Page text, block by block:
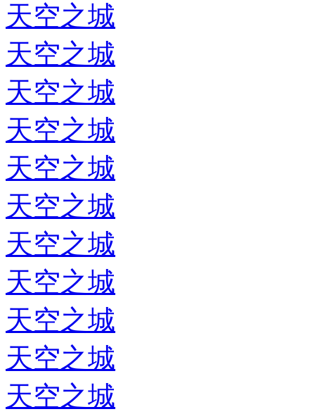
天空之城
天空之城
天空之城
天空之城
天空之城
天空之城
天空之城
天空之城
天空之城
天空之城
天空之城